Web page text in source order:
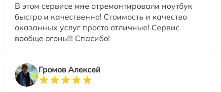
В этом сервисе мне отремонтировали ноутбук
быстро и качественно! Стоимость и качество
оказанных услуг просто отличные! Сервис
вообще огонь!!! Спасибо!
Громов Алексей